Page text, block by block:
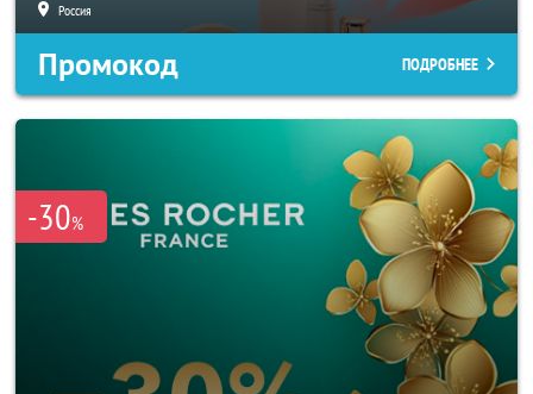
Россия
Промокод ПОДРОБНЕЕ
-30%